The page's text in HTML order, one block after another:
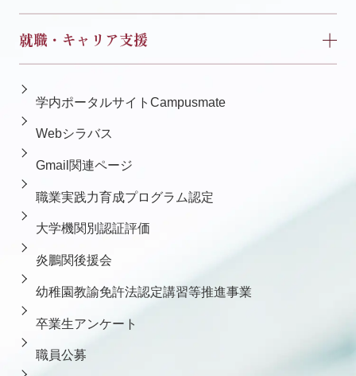
就職・キャリア支援
学内ポータルサイトCampusmate
Webシラバス
Gmail関連ページ
職業実践力育成プログラム認定
大学機関別認証評価
炎鵬関後援会
幼稚園教諭免許法認定講習等推進事業
卒業生アンケート
職員公募